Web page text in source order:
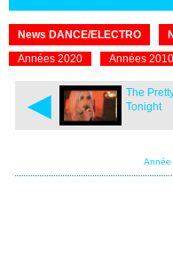
News DANCE/ELECTRO
Années 2020
Années 2010
◄
The
Tonight
Année